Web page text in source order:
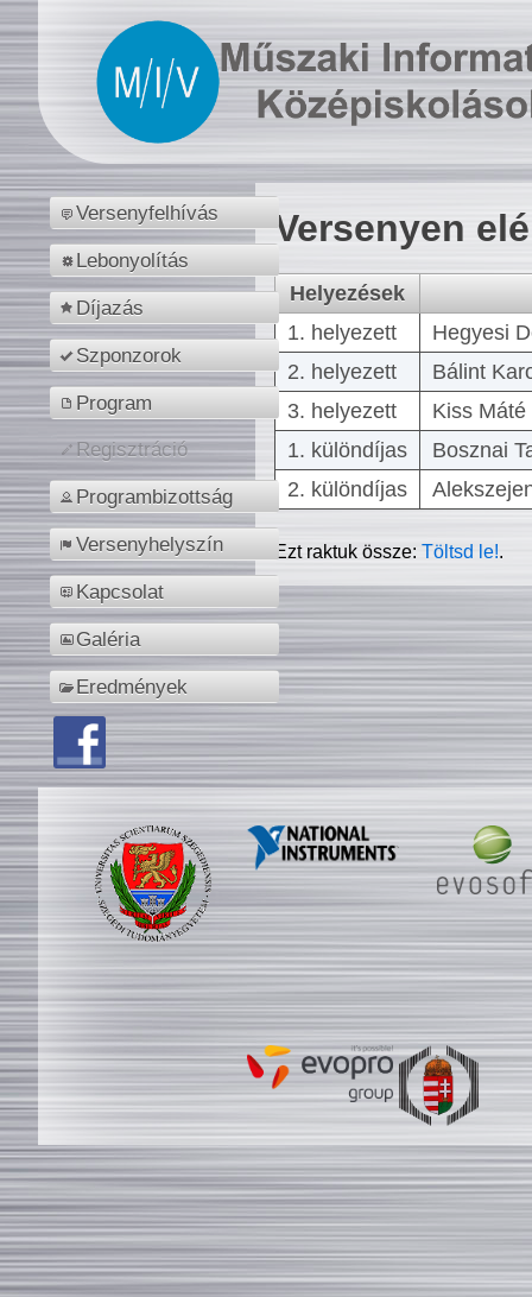
Versenyfelhívás
Lebonyolítás
Díjazás
Szponzorok
Program
Regisztráció
Programbizottság
Versenyhelyszín
Kapcsolat
Galéria
Eredmények
Versenyen
Helyezések
1. helyezett
Hegyesi
2. helyezett
Bálint
3. helyezett
Kiss
1. különdíjas
Bosznai
2. különdíjas
Ezt raktuk össze:Töltsd le!.